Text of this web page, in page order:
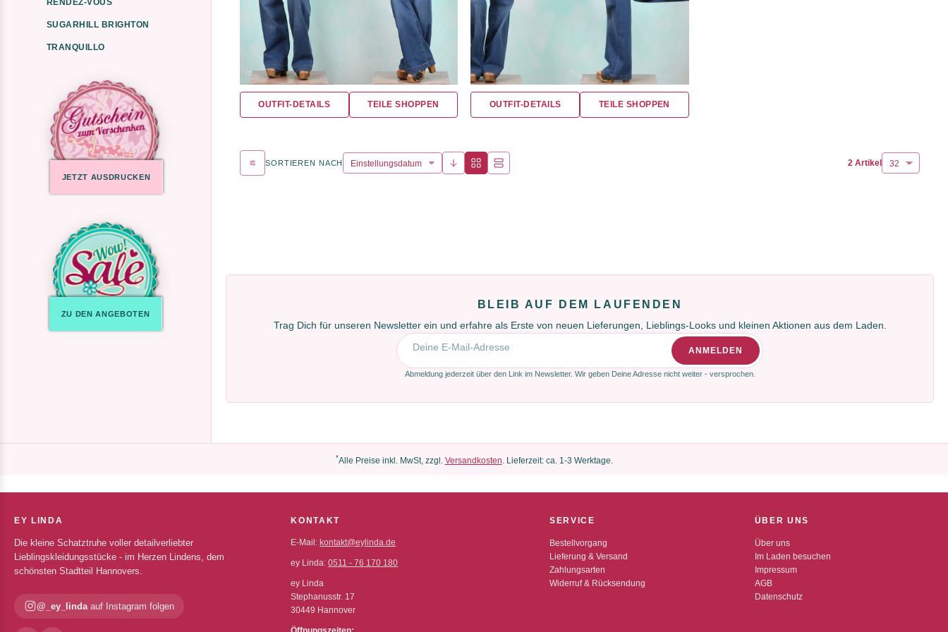
RENDEZ-VOUS
SUGARHILL BRIGHTON
TRANQUILLO
JETZT AUSDRUCKEN
ZU DEN ANGEBOTEN
OUTFIT-DETAILS TEILE SHOPPEN OUTFIT-DETAILS TEILE SHOPPEN
SORTIEREN NACH 2 Artikel
BLEIB AUF DEM LAUFENDEN
Trag Dich für unseren Newsletter ein und erfahre als Erste von neuen Lieferungen, Lieblings-Looks und kleinen Aktionen aus dem Laden.
E-Mail-Adresse
ANMELDEN
Abmeldung jederzeit über den Link im Newsletter. Wir geben Deine Adresse nicht weiter - versprochen.
*Alle Preise inkl. MwSt, zzgl. Versandkosten. Lieferzeit: ca. 1-3 Werktage.
EY LINDA
Die kleine Schatztruhe voller detailverliebter
Lieblingskleidungsstücke - im Herzen Lindens, dem
schönsten Stadtteil Hannovers.
@_ey_linda auf Instagram folgen
KONTAKT
E-Mail: kontakt@eylinda.de
ey Linda:0511 - 76 170 180
ey Linda
Stephanusstr. 17
30449 Hannover
SERVICE
Bestellvorgang
Lieferung & Versand
Zahlungsarten
Widerruf & Rücksendung
ÜBER UNS
Über uns
Im Laden besuchen
Impressum
AGB
Datenschutz